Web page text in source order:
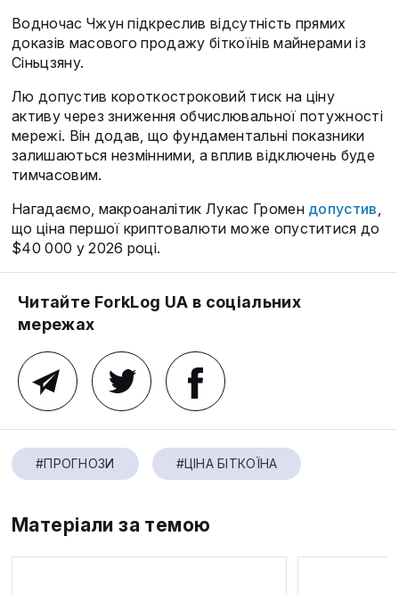
Водночас Чжун підкреслив відсутність прямих
доказів масового продажу біткоїнів майнерами із
Сіньцзяну.
Лю допустив короткостроковий тиск на ціну
активу через зниження обчислювальної потужності
мережі. Він додав, що фундаментальні показники
залишаються незмінними, а вплив відключень буде
тимчасовим.
Нагадаємо, макроаналітик Лукас Громен допустив,
що ціна першої криптовалюти може опуститися до
$40 000 у 2026 році.
Читайте ForkLog UA в соціальних
мережах
#ПРОГНОЗИ #ЦІНА БІТКОЇНА
Матеріали за темою